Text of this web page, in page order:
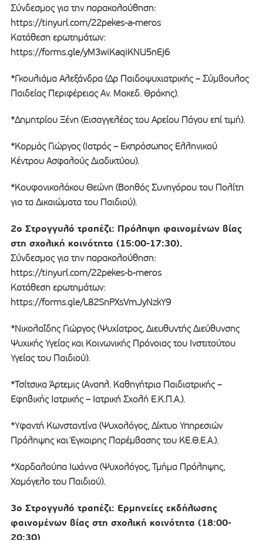
Σύνδεσμος για την παρακολούθηση:
https://tinyurl.com/22pekes-a-meros
Κατάθεση ερωτημάτων:
https://forms.gle/yM3wiKaqiKNU5nEj6
*Γκουλιάμα Αλεξάνδρα (Δρ Παιδοψυχιατρικής – Σύμβουλος
Παιδείας Περιφέρειας Αν. Μακεδ. Θράκης).
*Δημητρίου Ξένη (Εισαγγελέας του Αρείου Πάγου επί τιμή).
*Κορμάς Γιώργος (Ιατρός – Εκπρόσωπος Ελληνικού
Κέντρου Ασφαλούς Διαδικτύου).
*Κουφονικολάκου Θεώνη (Βοηθός Συνηγόρου του Πολίτη
για τα Δικαιώματα του Παιδιού).
2ο Στρογγυλό τραπέζι: Πρόληψη φαινομένων βίας
στη σχολική κοινότητα (15:00-17:30).
Σύνδεσμος για την παρακολούθηση:
https://tinyurl.com/22pekes-b-meros
Κατάθεση ερωτημάτων:
https://forms.gle/L82SnPXsVmJyNzkY9
*Νικολαΐδης Γιώργος (Ψυχίατρος, Διευθυντής Διεύθυνσης
Ψυχικής Υγείας και Κοινωνικής Πρόνοιας του Ινστιτούτου
Υγείας του Παιδιού).
*Τσίτσικα Άρτεμις (Αναπλ. Καθηγήτρια Παιδιατρικής –
Εφηβικής Ιατρικής – Ιατρική Σχολή Ε.Κ.Π.Α.).
*Υφαντή Κωνσταντίνα (Ψυχολόγος, Δίκτυο Υπηρεσιών
Πρόληψης και Έγκαιρης Παρέμβασης του ΚΕ.Θ.Ε.Α.).
*Χαρδαλούπα Ιωάννα (Ψυχολόγος, Τμήμα Πρόληψης,
Χαμόγελο του Παιδιού).
3ο Στρογγυλό τραπέζι: Ερμηνείες εκδήλωσης
φαινομένων βίας στη σχολική κοινότητα (18:00-
20:30)